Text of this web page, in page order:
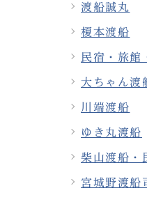
渡船誠丸
榎本渡船
民宿・旅
大ちゃん渡
川端渡船
ゆき丸渡船
柴山渡船・
宮城野渡船